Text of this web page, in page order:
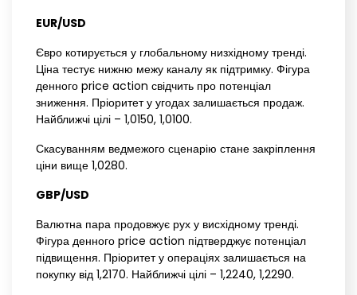
EUR/USD‌
Євро котирується у глобальному низхідному тренді.
Ціна тестує нижню межу каналу як підтримку. Фігура
денного price action свідчить про потенціал
зниження. Пріоритет у угодах залишається продаж.
Найближчі цілі – 1,0150, 1,0100.
Скасуванням ведмежого сценарію стане закріплення
ціни вище 1,0280.
GBP/USD‌ ‌
Валютна пара продовжує рух у висхідному тренді.
Фігура денного price action підтверджує потенціал
підвищення. Пріоритет у операціях залишається на
покупку від 1,2170. Найближчі цілі – 1,2240, 1,2290.